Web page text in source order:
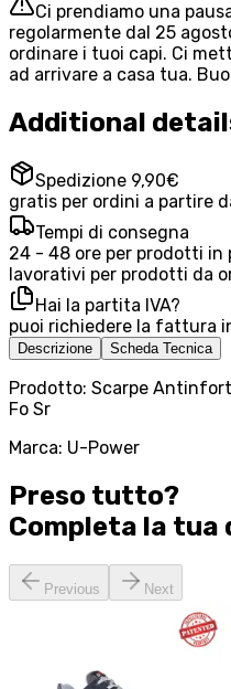
Ci prendiamo una
regolarmente dal 25
ordinare i tuoi capi. Ci
ad arrivare a casa tua.
Additional
Spedizione 9,90€
gratis per ordini a partire
Tempi di consegna
24 - 48 ore per prodotti in
lavorativi per prodotti da
Hai la partita IVA?
puoi richiedere la fattura
Descrizione Scheda Tecnica
Prodotto: Scarpe
Fo Sr
Marca: U-Power
Preso tutto?
Completa la tua
Previous Next